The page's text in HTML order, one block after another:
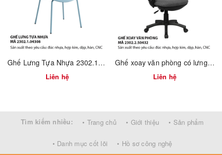
ƯU ĐIỂM SẢN PHẨM GIA CÔNG KHUNG
Thiết kế hiện đại và độc đáo, lưng tựa kết hợp
khung chân sắt chắc chắn
Ghế Lưng Tựa Nhựa 2302.1.04308
Liên hệ
Ghế xoay văn phòng có lưng tựa – Mã 2302.2.50432
Liên hệ
Tìm kiếm nhiều: • Trang chủ • Giới thiệu • Sản phẩm
• Danh mục cốt lõi • Hồ sơ công nghệ